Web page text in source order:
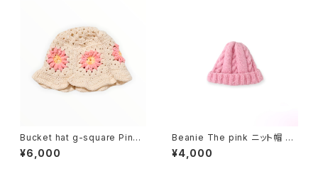
Bucket hat g-square Pink
gerbera - バケットハット ジー
スクエア ピンクガーベラ
¥6,000
Beanie The pink ニット帽 ザ
ピンク
¥4,000